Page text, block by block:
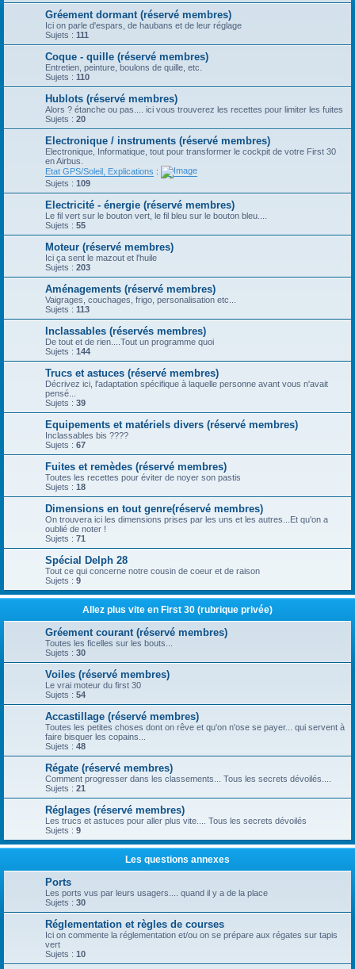
Gréement dormant (réservé membres)
Ici on parle d'espars, de haubans et de leur réglage
Sujets : 111
Coque - quille (réservé membres)
Entretien, peinture, boulons de quille, etc.
Sujets : 110
Hublots (réservé membres)
Alors ? étanche ou pas.... ici vous trouverez les recettes pour limiter les fuites
Sujets : 20
Electronique / instruments (réservé membres)
Electronique, Informatique, tout pour transformer le cockpit de votre First 30
en Airbus.
Etat GPS/Soleil, Explications :
Sujets : 109
Electricité - énergie (réservé membres)
Le fil vert sur le bouton vert, le fil bleu sur le bouton bleu....
Sujets : 55
Moteur (réservé membres)
Ici ça sent le mazout et l'huile
Sujets : 203
Aménagements (réservé membres)
Vaigrages, couchages, frigo, personalisation etc...
Sujets : 113
Inclassables (réservés membres)
De tout et de rien....Tout un programme quoi
Sujets : 144
Trucs et astuces (réservé membres)
Décrivez ici, l'adaptation spécifique à laquelle personne avant vous n'avait
pensé...
Sujets : 39
Equipements et matériels divers (réservé membres)
Inclassables bis ????
Sujets : 67
Fuites et remèdes (réservé membres)
Toutes les recettes pour éviter de noyer son pastis
Sujets : 18
Dimensions en tout genre(réservé membres)
On trouvera ici les dimensions prises par les uns et les autres...Et qu'on a
oublié de noter !
Sujets : 71
Spécial Delph 28
Tout ce qui concerne notre cousin de coeur et de raison
Sujets : 9
Allez plus vite en First 30 (rubrique privée)
Gréement courant (réservé membres)
Toutes les ficelles sur les bouts...
Sujets : 30
Voiles (réservé membres)
Le vrai moteur du first 30
Sujets : 54
Accastillage (réservé membres)
Toutes les petites choses dont on rêve et qu'on n'ose se payer... qui servent à
faire bisquer les copains...
Sujets : 48
Régate (réservé membres)
Comment progresser dans les classements... Tous les secrets dévoilés....
Sujets : 21
Réglages (réservé membres)
Les trucs et astuces pour aller plus vite.... Tous les secrets dévoilés
Sujets : 9
Les questions annexes
Ports
Les ports vus par leurs usagers.... quand il y a de la place
Sujets : 30
Réglementation et règles de courses
Ici on commente la réglementation et/ou on se prépare aux régates sur tapis
vert
Sujets : 10